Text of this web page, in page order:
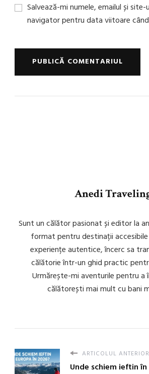
Salvează-mi numele, emailul și
navigator pentru data viitoare
Anedi
Sunt un călător pasionat și editor la
format pentru destinații
experiențe autentice, încerc sa
călătorie într-un ghid practic
Urmărește-mi aventurile pentru a
călătorești mai mult cu bani
ARTICOLUL ANTERIOR
Unde schiem ieftin